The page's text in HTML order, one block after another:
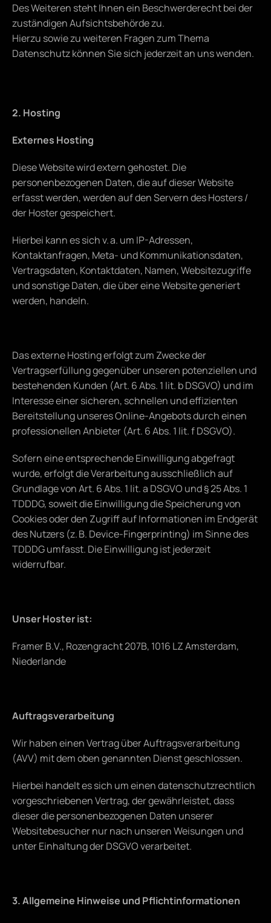
Des Weiteren steht Ihnen ein Beschwerderecht bei der
zuständigen Aufsichtsbehörde zu.
Hierzu sowie zu weiteren Fragen zum Thema
Datenschutz können Sie sich jederzeit an uns wenden.
2. Hosting
Externes Hosting
Diese Website wird extern gehostet. Die
personenbezogenen Daten, die auf dieser Website
erfasst werden, werden auf den Servern des Hosters /
der Hoster gespeichert.
Hierbei kann es sich v. a. um IP-Adressen,
Kontaktanfragen, Meta- und Kommunikationsdaten,
Vertragsdaten, Kontaktdaten, Namen, Websitezugriffe
und sonstige Daten, die über eine Website generiert
werden, handeln.
Das externe Hosting erfolgt zum Zwecke der
Vertragserfüllung gegenüber unseren potenziellen und
bestehenden Kunden (Art. 6 Abs. 1 lit. b DSGVO) und im
Interesse einer sicheren, schnellen und effizienten
Bereitstellung unseres Online-Angebots durch einen
professionellen Anbieter (Art. 6 Abs. 1 lit. f DSGVO).
Sofern eine entsprechende Einwilligung abgefragt
wurde, erfolgt die Verarbeitung ausschließlich auf
Grundlage von Art. 6 Abs. 1 lit. a DSGVO und § 25 Abs. 1
TDDDG, soweit die Einwilligung die Speicherung von
Cookies oder den Zugriff auf Informationen im Endgerät
des Nutzers (z. B. Device-Fingerprinting) im Sinne des
TDDDG umfasst. Die Einwilligung ist jederzeit
widerrufbar.
Unser Hoster ist:
Framer B.V., Rozengracht 207B, 1016 LZ Amsterdam,
Niederlande
Auftragsverarbeitung
Wir haben einen Vertrag über Auftragsverarbeitung
(AVV) mit dem oben genannten Dienst geschlossen.
Hierbei handelt es sich um einen datenschutzrechtlich
vorgeschriebenen Vertrag, der gewährleistet, dass
dieser die personenbezogenen Daten unserer
Websitebesucher nur nach unseren Weisungen und
unter Einhaltung der DSGVO verarbeitet.
3. Allgemeine Hinweise und Pflichtinformationen